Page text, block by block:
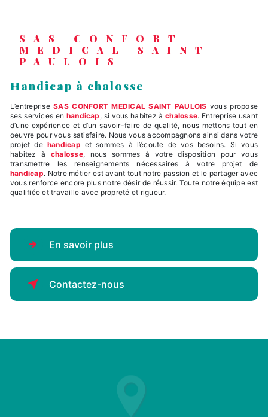
SAS CONFORT
MEDICAL SAINT
PAULOIS
handicap à chalosse
L’entrepriseSAS CONFORT MEDICAL SAINT PAULOIS vous propose
ses services en handicap , si vous habitez àchalosse. Entreprise usant
d’une expérience et d’un savoir-faire de qualité, nous mettons tout en
oeuvre pour vous satisfaire. Nous vous accompagnons ainsi dans votre
projet de handicap et sommes à l’écoute de vos besoins. Si vous
habitez à chalosse, nous sommes à votre disposition pour vous
transmettre les renseignements nécessaires à votre projet de
handicap. Notre métier est avant tout notre passion et le partager avec
vous renforce encore plus notre désir de réussir. Toute notre équipe est
qualifiée et travaille avec propreté et rigueur.
En savoir plus
Contactez-nous